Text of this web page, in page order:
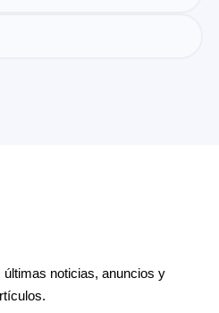
últimas noticias, anuncios y